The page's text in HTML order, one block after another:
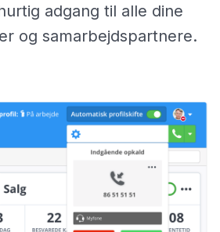
adgang til alle dine
og samarbejdspartnere.